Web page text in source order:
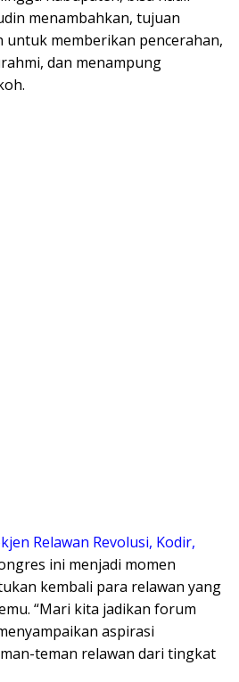
menambahkan, tujuan
untuk memberikan pencerahan,
dan menampung
Relawan Revolusi, Kodir,
ini menjadi momen
kembali para relawan yang
“Mari kita jadikan forum
aspirasi
teman relawan dari tingkat